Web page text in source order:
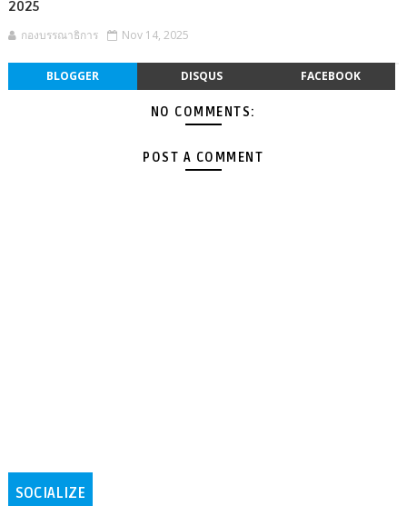
2025
กองบรรณาธิการ Nov 14, 2025
BLOGGER DISQUS FACEBOOK
NO COMMENTS:
POST A COMMENT
SOCIALIZE